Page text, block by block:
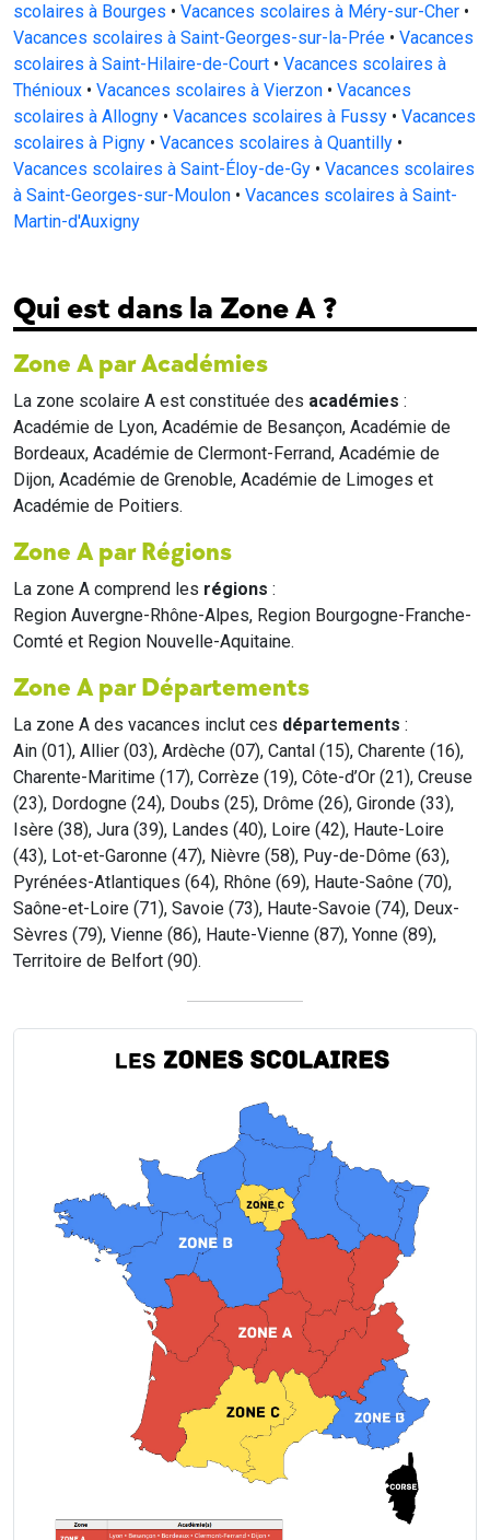
scolaires à Bourges • Vacances scolaires à Méry-sur-Cher •
Vacances scolaires à Saint-Georges-sur-la-Prée • Vacances
scolaires à Saint-Hilaire-de-Court • Vacances scolaires à
Thénioux • Vacances scolaires à Vierzon • Vacances
scolaires à Allogny • Vacances scolaires à Fussy • Vacances
scolaires à Pigny • Vacances scolaires à Quantilly •
Vacances scolaires à Saint-Éloy-de-Gy • Vacances scolaires
à Saint-Georges-sur-Moulon • Vacances scolaires à Saint-
Martin-d'Auxigny
Qui est dans la Zone A ?
Zone A par Académies
La zone scolaire A est constituée des académies :
Académie de Lyon, Académie de Besançon, Académie de
Bordeaux, Académie de Clermont-Ferrand, Académie de
Dijon, Académie de Grenoble, Académie de Limoges et
Académie de Poitiers.
Zone A par Régions
La zone A comprend les régions :
Region Auvergne-Rhône-Alpes, Region Bourgogne-Franche-
Comté et Region Nouvelle-Aquitaine.
Zone A par Départements
La zone A des vacances inclut ces départements :
Ain (01), Allier (03), Ardèche (07), Cantal (15), Charente (16),
Charente-Maritime (17), Corrèze (19), Côte-d’Or (21), Creuse
(23), Dordogne (24), Doubs (25), Drôme (26), Gironde (33),
Isère (38), Jura (39), Landes (40), Loire (42), Haute-Loire
(43), Lot-et-Garonne (47), Nièvre (58), Puy-de-Dôme (63),
Pyrénées-Atlantiques (64), Rhône (69), Haute-Saône (70),
Saône-et-Loire (71), Savoie (73), Haute-Savoie (74), Deux-
Sèvres (79), Vienne (86), Haute-Vienne (87), Yonne (89),
Territoire de Belfort (90).